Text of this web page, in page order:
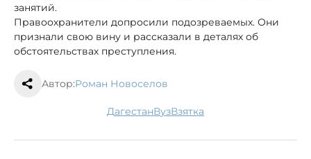
занятий.
Правоохранители допросили подозреваемых. Они
признали свою вину и рассказали в деталях об
обстоятельствах преступления.
Автор:Роман Новоселов
Дагестан вуз взятка